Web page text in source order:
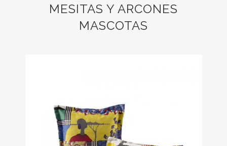
MESITAS Y ARCONES
MASCOTAS